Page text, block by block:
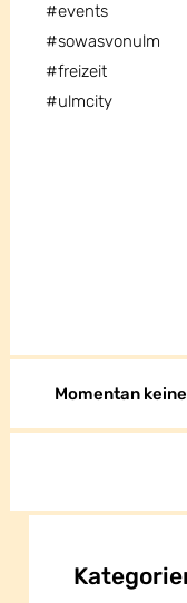
#events
#sowasvonulm
#freizeit
#ulmcity
Momentan